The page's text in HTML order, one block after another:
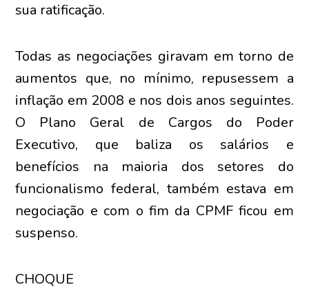
sua ratificação.
Todas as negociações giravam em torno de
aumentos que, no mínimo, repusessem a
inflação em 2008 e nos dois anos seguintes.
O Plano Geral de Cargos do Poder
Executivo, que baliza os salários e
benefícios na maioria dos setores do
funcionalismo federal, também estava em
negociação e com o fim da CPMF ficou em
suspenso.
CHOQUE